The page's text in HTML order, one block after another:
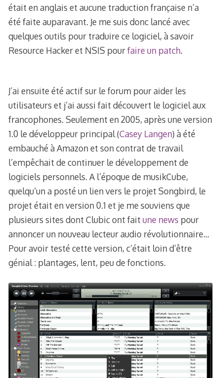
était en anglais et aucune traduction française n’a
été faite auparavant. Je me suis donc lancé avec
quelques outils pour traduire ce logiciel, à savoir
Resource Hacker et NSIS pourfaire un patch.
J’ai ensuite été actif sur le forum pour aider les
utilisateurs et j’ai aussi fait découvert le logiciel aux
francophones. Seulement en 2005, après une version
1.0 le développeur principal (Casey Langen) à été
embauché à Amazon et son contrat de travail
l’empêchait de continuer le développement de
logiciels personnels. A l’époque de musikCube,
quelqu’un a posté un lien vers le projet Songbird, le
projet était en version 0.1 et je me souviens que
plusieurs sites dont Clubic ont fait une news pour
annoncer un nouveau lecteur audio révolutionnaire…
Pour avoir testé cette version, c’était loin d’être
génial : plantages, lent, peu de fonctions.